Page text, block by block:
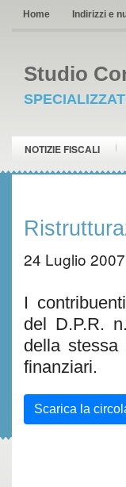
Home Indirizzi e
Studio
NOTIZIE FISCALI
24 Luglio 2007
I
del D.P.R.
della
finanziari.
Scarica la